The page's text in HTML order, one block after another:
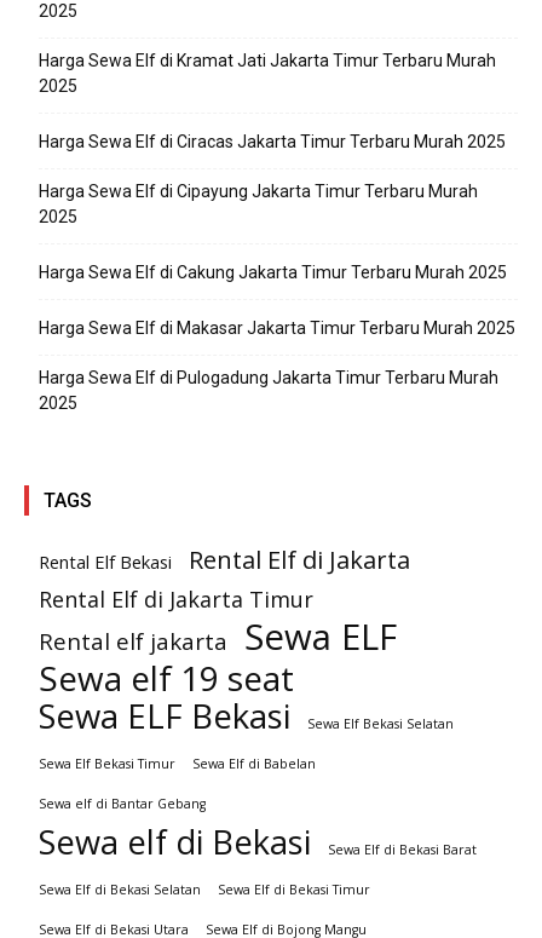
2025
Harga Sewa Elf di Kramat Jati Jakarta Timur Terbaru Murah
2025
Harga Sewa Elf di Ciracas Jakarta Timur Terbaru Murah 2025
Harga Sewa Elf di Cipayung Jakarta Timur Terbaru Murah
2025
Harga Sewa Elf di Cakung Jakarta Timur Terbaru Murah 2025
Harga Sewa Elf di Makasar Jakarta Timur Terbaru Murah 2025
Harga Sewa Elf di Pulogadung Jakarta Timur Terbaru Murah
2025
TAGS
Rental Elf Bekasi Rental Elf di Jakarta
Rental Elf di Jakarta Timur
Rental elf jakarta Sewa ELF
Sewa elf 19 seat
Sewa ELF Bekasi Sewa Elf Bekasi Selatan
Sewa Elf Bekasi Timur Sewa Elf di Babelan
Sewa elf di Bantar Gebang
Sewa elf di Bekasi Sewa Elf di Bekasi Barat
Sewa Elf di Bekasi Selatan Sewa Elf di Bekasi Timur
Sewa Elf di Bekasi Utara Sewa Elf di Bojong Mangu